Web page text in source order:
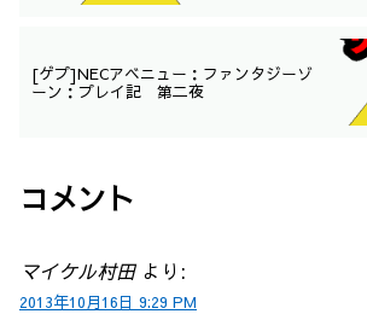
[ゲプ]NECアベニュー：ファンタジーゾ
ーン：プレイ記 第二夜
コメント
マイケル村田 より:
2013年10月16日 9:29 PM